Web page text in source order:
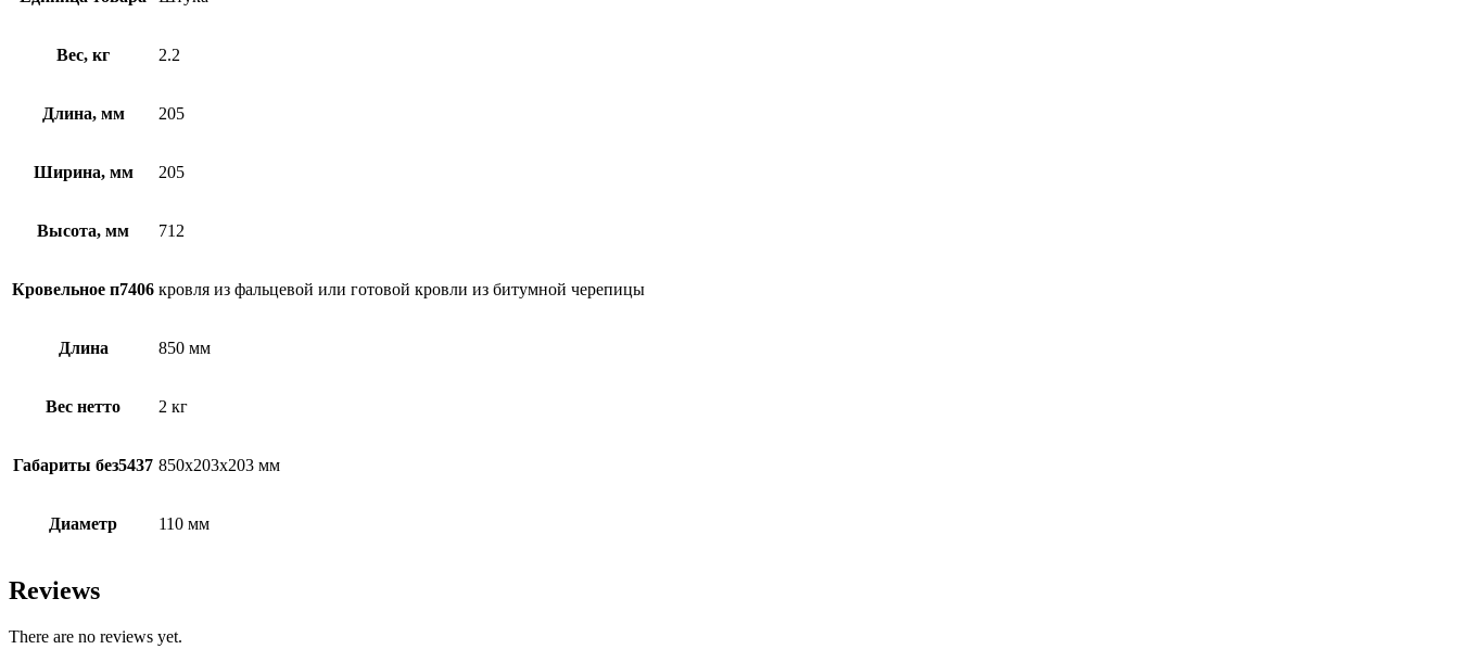
Вес, кг 2.2
Длина, мм 205
Ширина, мм 205
Высота, мм 712
Кровельное п7406 кровля из фальцевой или готовой кровли из битумной черепицы
Длина 850 мм
Вес нетто 2 кг
Габариты без5437 850х203х203 мм
Диаметр 110 мм
Reviews
There are no reviews yet.